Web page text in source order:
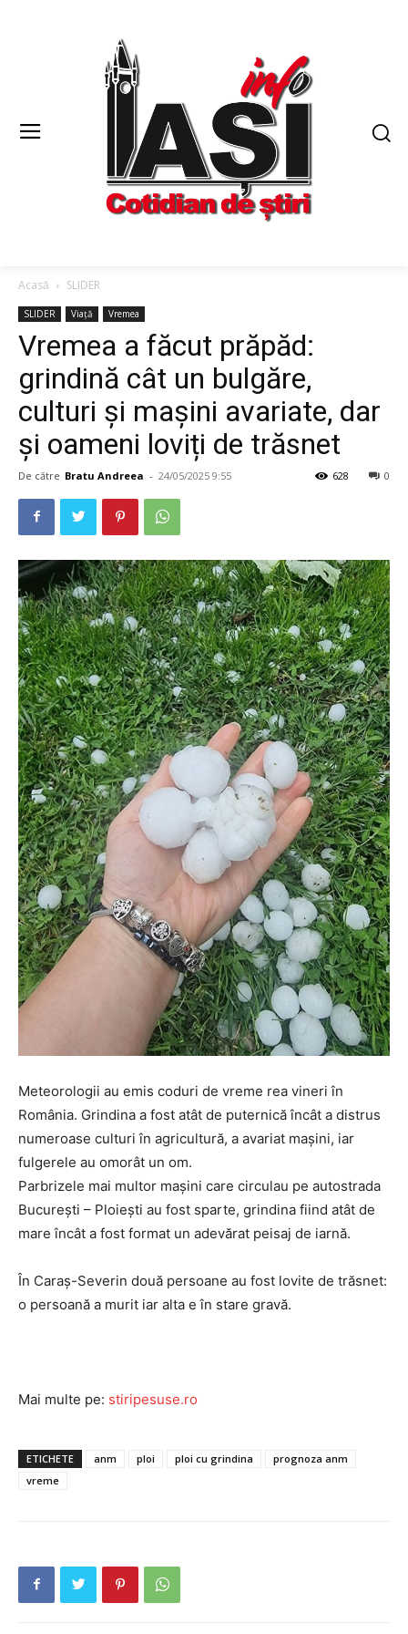
Acasă SLIDER
SLIDER Viață Vremea
Vremea a făcut prăpăd:
grindină cât un bulgăre,
culturi și mașini avariate, dar
și oameni loviți de trăsnet
De către Bratu Andreea - 24/05/2025 9:55 0
628
Meteorologii au emis coduri de vreme rea vineri în
România. Grindina a fost atât de puternică încât a distrus
numeroase culturi în agricultură, a avariat mașini, iar
fulgerele au omorât un om.
Parbrizele mai multor mașini care circulau pe autostrada
București – Ploiești au fost sparte, grindina fiind atât de
mare încât a fost format un adevărat peisaj de iarnă.
În Caraș-Severin două persoane au fost lovite de trăsnet:
o persoană a murit iar alta e în stare gravă.
Mai multe pe: stiripesuse.ro
ETICHETE anm ploi ploi cu grindina
prognoza anm
vreme